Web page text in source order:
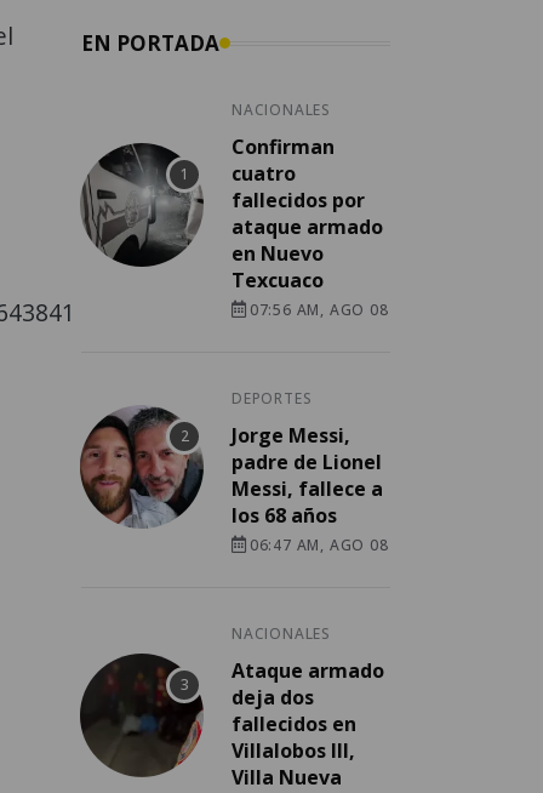
EN PORTADA
NACIONALES
Confirman
cuatro
fallecidos por
ataque armado
en Nuevo
Texcuaco
07:56 AM, AGO 08
DEPORTES
Jorge Messi,
padre de Lionel
Messi, fallece a
los 68 años
06:47 AM, AGO 08
NACIONALES
Ataque armado
deja dos
fallecidos en
Villalobos III,
Villa Nueva